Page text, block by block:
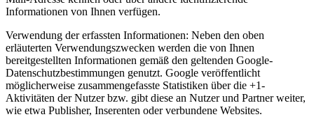
Informationen von Ihnen verfügen.
Verwendung der erfassten Informationen: Neben den oben
erläuterten Verwendungszwecken werden die von Ihnen
bereitgestellten Informationen gemäß den geltenden Google-
Datenschutzbestimmungen genutzt. Google veröffentlicht
möglicherweise zusammengefasste Statistiken über die +1-
Aktivitäten der Nutzer bzw. gibt diese an Nutzer und Partner weiter,
wie etwa Publisher, Inserenten oder verbundene Websites.